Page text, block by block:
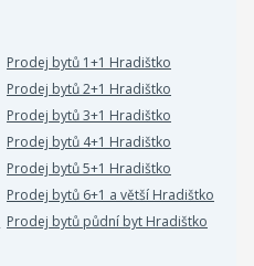
Prodej bytů 1+1 Hradištko
Prodej bytů 2+1 Hradištko
Prodej bytů 3+1 Hradištko
Prodej bytů 4+1 Hradištko
Prodej bytů 5+1 Hradištko
Prodej bytů 6+1 a větší Hradištko
Prodej bytů půdní byt Hradištko